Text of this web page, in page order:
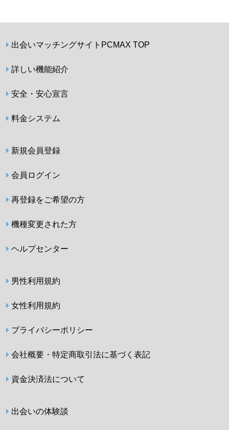
出会いマッチングサイトPCMAX TOP
詳しい機能紹介
安全・安心宣言
料金システム
新規会員登録
会員ログイン
再登録をご希望の方
機種変更された方
ヘルプセンター
男性利用規約
女性利用規約
プライバシーポリシー
会社概要・特定商取引法に基づく表記
資金決済法について
出会いの体験談